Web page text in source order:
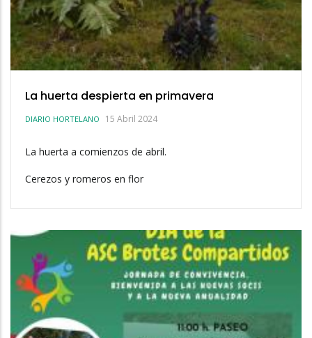
La huerta despierta en primavera
DIARIO HORTELANO 15 Abril 2024
La huerta a comienzos de abril.
Cerezos y romeros en flor